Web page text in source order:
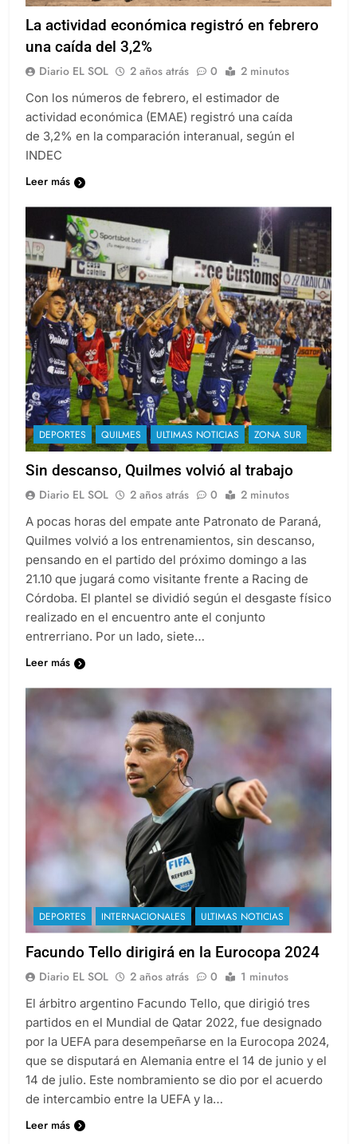
La actividad económica registró en febrero
una caída del 3,2%
Diario EL SOL 2 años atrás 0 2 minutos
Con los números de febrero, el estimador de
actividad económica (EMAE) registró una caída
de 3,2% en la comparación interanual, según el
INDEC
Leer más
DEPORTES QUILMES ULTIMAS NOTICIAS ZONA SUR
Sin descanso, Quilmes volvió al trabajo
Diario EL SOL 2 años atrás 0 2 minutos
A pocas horas del empate ante Patronato de Paraná,
Quilmes volvió a los entrenamientos, sin descanso,
pensando en el partido del próximo domingo a las
21.10 que jugará como visitante frente a Racing de
Córdoba. El plantel se dividió según el desgaste físico
realizado en el encuentro ante el conjunto
entrerriano. Por un lado, siete…
Leer más
DEPORTES INTERNACIONALES ULTIMAS NOTICIAS
Facundo Tello dirigirá en la Eurocopa 2024
Diario EL SOL 2 años atrás 0 1 minutos
El árbitro argentino Facundo Tello, que dirigió tres
partidos en el Mundial de Qatar 2022, fue designado
por la UEFA para desempeñarse en la Eurocopa 2024,
que se disputará en Alemania entre el 14 de junio y el
14 de julio. Este nombramiento se dio por el acuerdo
de intercambio entre la UEFA y la…
Leer más